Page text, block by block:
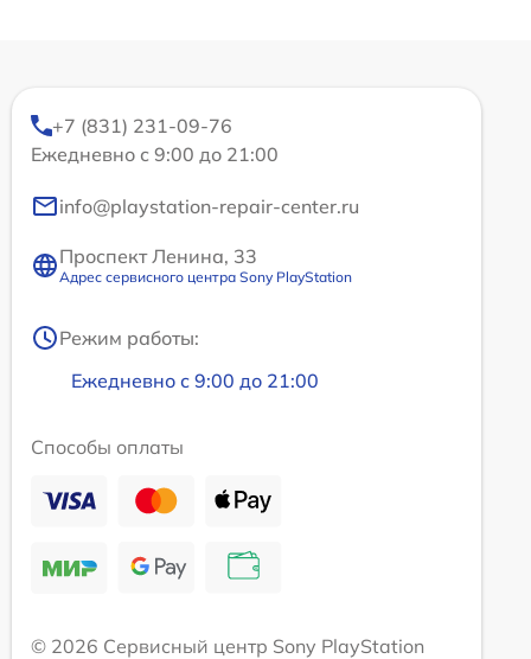
+7 (831) 231-09-76
Ежедневно с 9:00 до 21:00
info@playstation-repair-center.ru
Проспект Ленина, 33
Адрес сервисного центра Sony PlayStation
Режим работы:
Ежедневно с 9:00 до 21:00
Способы оплаты
© 2026 Сервисный центр Sony PlayStation